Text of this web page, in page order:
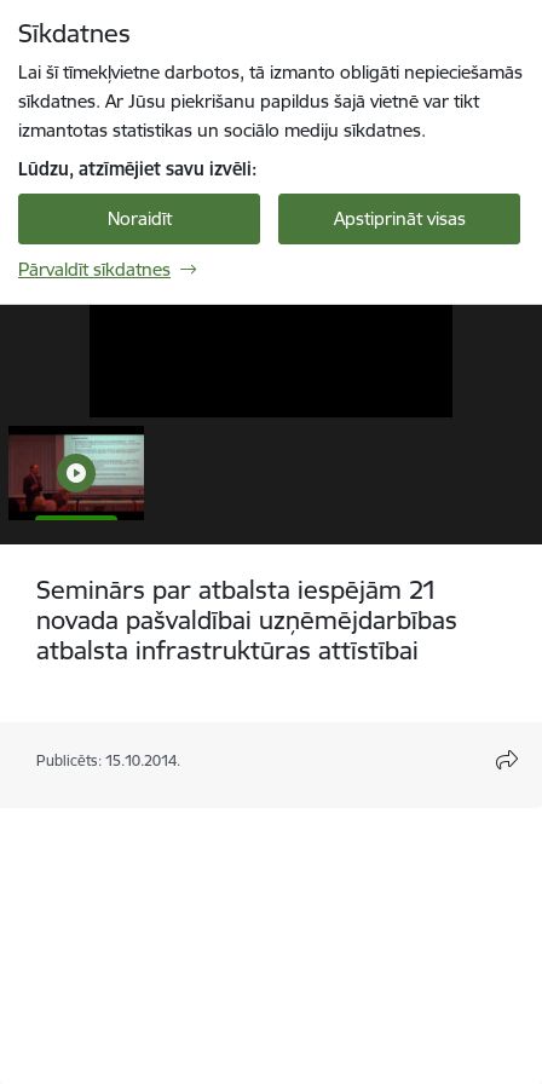
Sīkdatnes
Lai šī tīmekļvietne darbotos, tā izmanto obligāti nepieciešamās
sīkdatnes. Ar Jūsu piekrišanu papildus šajā vietnē var tikt
izmantotas statistikas un sociālo mediju sīkdatnes.
Lūdzu, atzīmējiet savu izvēli:
Noraidīt Apstiprināt visas
Pārvaldīt sīkdatnes
1 / 1
Seminārs par atbalsta iespējām 21
novada pašvaldībai uzņēmējdarbības
atbalsta infrastruktūras attīstībai
Publicēts: 15.10.2014.